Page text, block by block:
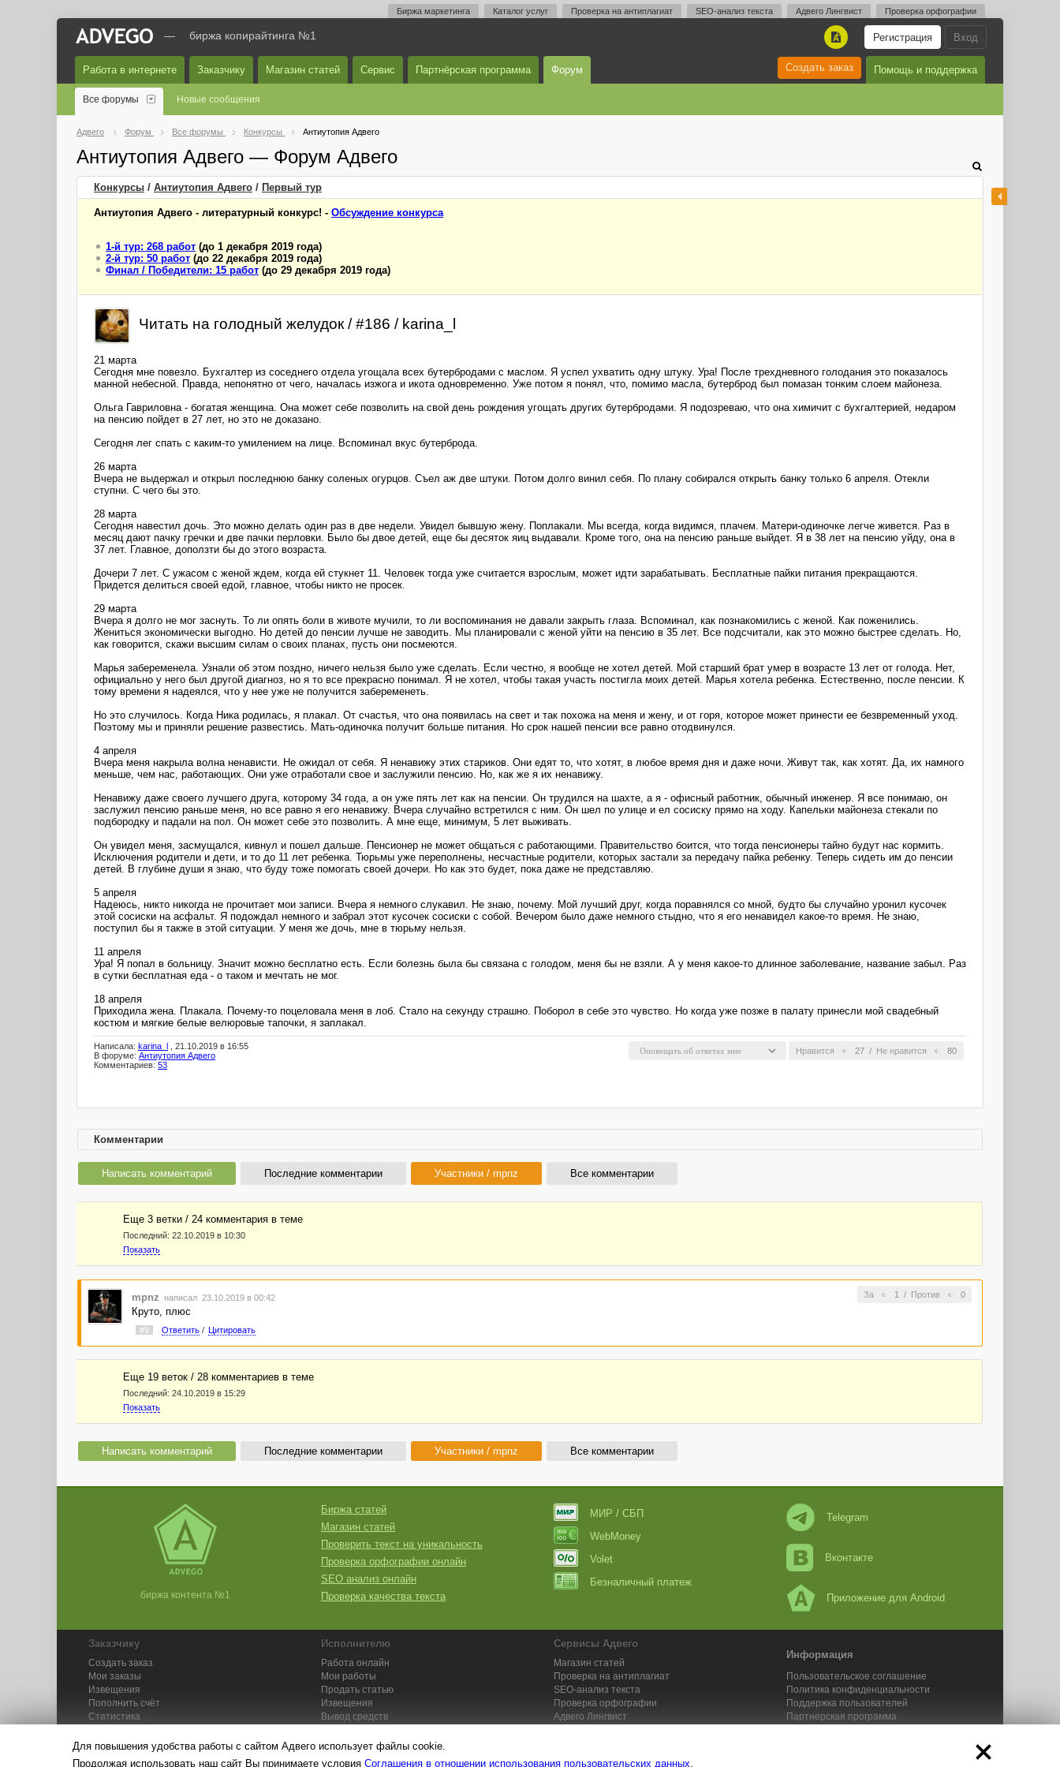
Биржа маркетинга Каталог услуг Проверка на антиплагиат SEO-анализ текста Адвего Лингвист Проверка орфографии
Вход
Регистрация
A
— биржа копирайтинга №1
Работа в интернете Заказчику Магазин статей Сервис Партнёрская программа Форум Помощь и поддержка
Создать заказ
Все форумы Новые сообщения
Адвего Форум Все форумы Конкурсы Антиутопия Адвего
Антиутопия Адвего — Форум Адвего
Конкурсы / Антиутопия Адвего / Первый тур
Антиутопия Адвего - литературный конкурс! - Обсуждение конкурса
1-й тур: 268 работ (до 1 декабря 2019 года)
2-й тур: 50 работ (до 22 декабря 2019 года)
Финал / Победители: 15 работ (до 29 декабря 2019 года)
Читать на голодный желудок / #186 / karina_l
21 марта
Сегодня мне повезло. Бухгалтер из соседнего отдела угощала всех бутербродами с маслом. Я успел ухватить одну штуку. Ура! После трехдневного голодания это показалось
манной небесной. Правда, непонятно от чего, началась изжога и икота одновременно. Уже потом я понял, что, помимо масла, бутерброд был помазан тонким слоем майонеза.
Ольга Гавриловна - богатая женщина. Она может себе позволить на свой день рождения угощать других бутербродами. Я подозреваю, что она химичит с бухгалтерией, недаром
на пенсию пойдет в 27 лет, но это не доказано.
Сегодня лег спать с каким-то умилением на лице. Вспоминал вкус бутерброда.
26 марта
Вчера не выдержал и открыл последнюю банку соленых огурцов. Съел аж две штуки. Потом долго винил себя. По плану собирался открыть банку только 6 апреля. Отекли
ступни. С чего бы это.
28 марта
Сегодня навестил дочь. Это можно делать один раз в две недели. Увидел бывшую жену. Поплакали. Мы всегда, когда видимся, плачем. Матери-одиночке легче живется. Раз в
месяц дают пачку гречки и две пачки перловки. Было бы двое детей, еще бы десяток яиц выдавали. Кроме того, она на пенсию раньше выйдет. Я в 38 лет на пенсию уйду, она в
37 лет. Главное, доползти бы до этого возраста.
Дочери 7 лет. С ужасом с женой ждем, когда ей стукнет 11. Человек тогда уже считается взрослым, может идти зарабатывать. Бесплатные пайки питания прекращаются.
Придется делиться своей едой, главное, чтобы никто не просек.
29 марта
Вчера я долго не мог заснуть. То ли опять боли в животе мучили, то ли воспоминания не давали закрыть глаза. Вспоминал, как познакомились с женой. Как поженились.
Жениться экономически выгодно. Но детей до пенсии лучше не заводить. Мы планировали с женой уйти на пенсию в 35 лет. Все подсчитали, как это можно быстрее сделать. Но,
как говорится, скажи высшим силам о своих планах, пусть они посмеются.
Марья забеременела. Узнали об этом поздно, ничего нельзя было уже сделать. Если честно, я вообще не хотел детей. Мой старший брат умер в возрасте 13 лет от голода. Нет,
официально у него был другой диагноз, но я то все прекрасно понимал. Я не хотел, чтобы такая участь постигла моих детей. Марья хотела ребенка. Естественно, после пенсии. К
тому времени я надеялся, что у нее уже не получится забеременеть.
Но это случилось. Когда Ника родилась, я плакал. От счастья, что она появилась на свет и так похожа на меня и жену, и от горя, которое может принести ее безвременный уход.
Поэтому мы и приняли решение развестись. Мать-одиночка получит больше питания. Но срок нашей пенсии все равно отодвинулся.
4 апреля
Вчера меня накрыла волна ненависти. Не ожидал от себя. Я ненавижу этих стариков. Они едят то, что хотят, в любое время дня и даже ночи. Живут так, как хотят. Да, их намного
меньше, чем нас, работающих. Они уже отработали свое и заслужили пенсию. Но, как же я их ненавижу.
Ненавижу даже своего лучшего друга, которому 34 года, а он уже пять лет как на пенсии. Он трудился на шахте, а я - офисный работник, обычный инженер. Я все понимаю, он
заслужил пенсию раньше меня, но все равно я его ненавижу. Вчера случайно встретился с ним. Он шел по улице и ел сосиску прямо на ходу. Капельки майонеза стекали по
подбородку и падали на пол. Он может себе это позволить. А мне еще, минимум, 5 лет выживать.
Он увидел меня, засмущался, кивнул и пошел дальше. Пенсионер не может общаться с работающими. Правительство боится, что тогда пенсионеры тайно будут нас кормить.
Исключения родители и дети, и то до 11 лет ребенка. Тюрьмы уже переполнены, несчастные родители, которых застали за передачу пайка ребенку. Теперь сидеть им до пенсии
детей. В глубине души я знаю, что буду тоже помогать своей дочери. Но как это будет, пока даже не представляю.
5 апреля
Надеюсь, никто никогда не прочитает мои записи. Вчера я немного слукавил. Не знаю, почему. Мой лучший друг, когда поравнялся со мной, будто бы случайно уронил кусочек
этой сосиски на асфальт. Я подождал немного и забрал этот кусочек сосиски с собой. Вечером было даже немного стыдно, что я его ненавидел какое-то время. Не знаю,
поступил бы я также в этой ситуации. У меня же дочь, мне в тюрьму нельзя.
11 апреля
Ура! Я попал в больницу. Значит можно бесплатно есть. Если болезнь была бы связана с голодом, меня бы не взяли. А у меня какое-то длинное заболевание, название забыл. Раз
в сутки бесплатная еда - о таком и мечтать не мог.
18 апреля
Приходила жена. Плакала. Почему-то поцеловала меня в лоб. Стало на секунду страшно. Поборол в себе это чувство. Но когда уже позже в палату принесли мой свадебный
костюм и мягкие белые велюровые тапочки, я заплакал.
Нравится 27 / Не нравится 80
Написала: karina_l , 21.10.2019 в 16:55
В форуме: Антиутопия Адвего
Комментариев: 53
Комментарии
Написать комментарий Последние комментарии Участники / mpnz Все комментарии
Еще 3 ветки / 24 комментария в темe
Последний: 22.10.2019 в 10:30
Показать
За 1 / Против 0
mpnz написал 23.10.2019 в 00:42
Круто, плюс
#9 Ответить/ Цитировать
Еще 19 веток / 28 комментариев в темe
Последний: 24.10.2019 в 15:29
Показать
Написать комментарий Последние комментарии Участники / mpnz Все комментарии
биржа контента №1
Биржа статей
Магазин статей
Проверить текст на уникальность
Проверка орфографии онлайн
SEO анализ онлайн
Проверка качества текста
МИР / СБП
WebMoney
Volet
Безналичный платеж
Telegram
Вконтакте
Приложение для Android
Заказчику
Создать заказ
Мои заказы
Извещения
Пополнить счёт
Статистика
Исполнителю
Работа онлайн
Мои работы
Продать статью
Извещения
Вывод средств
Сервисы Адвего
Магазин статей
Проверка на антиплагиат
SEO-анализ текста
Проверка орфографии
Адвего Лингвист
Информация
Пользовательское соглашение
Политика конфиденциальности
Поддержка пользователей
Партнерская программа
Для повышения удобства работы с сайтом Адвего использует файлы cookie.
Продолжая использовать наш сайт Вы принимаете условия Соглашения в отношении использования пользовательских данных